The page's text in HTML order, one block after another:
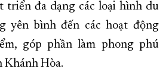
triển đa dạng các loại hình du
yên bình đến các hoạt động
góp phần làm phong phú
Khánh Hòa.